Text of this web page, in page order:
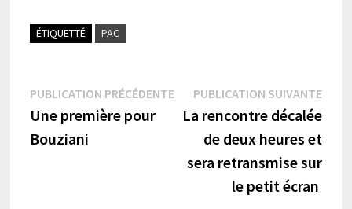
ÉTIQUETTÉ PAC
Navigation
de
PUBLICATION PRÉCÉDENTEPublication
précédente :
Une première pour
Bouziani
PUBLICATION SUIVANTE
La rencontre décalée
de deux heures et
sera retransmise sur
le petit écran